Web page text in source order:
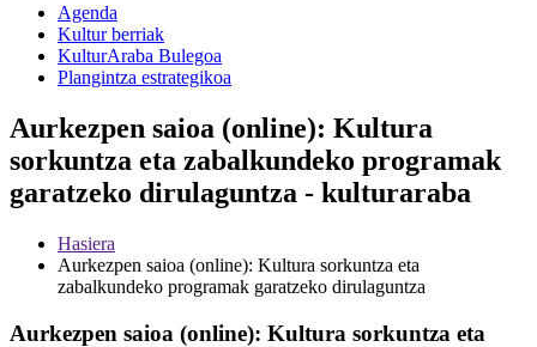
Agenda
Kultur berriak
KulturAraba Bulegoa
Plangintza estrategikoa
Aurkezpen saioa (online): Kultura
sorkuntza eta zabalkundeko programak
garatzeko dirulaguntza - kulturaraba
Hasiera
Aurkezpen saioa (online): Kultura sorkuntza eta
zabalkundeko programak garatzeko dirulaguntza
Aurkezpen saioa (online): Kultura sorkuntza eta